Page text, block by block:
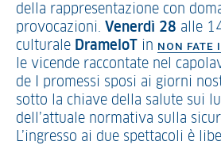
della rappresentazione con
provocazioni. Venerdì 28 alle
culturale DrameloT in NON FATE
le vicende raccontate nel
de I promessi sposi ai giorni
sotto la chiave della salute sui
dell’attuale normativa sulla
L’ingresso ai due spettacoli è